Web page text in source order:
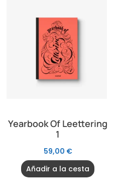
Yearbook Of Leettering
1
59,00 €
Añadir a la cesta